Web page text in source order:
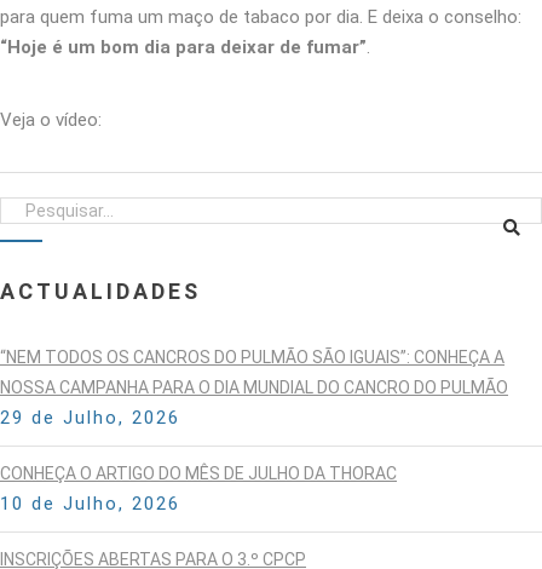
para quem fuma um maço de tabaco por dia. E deixa o conselho:
“Hoje é um bom dia para deixar de fumar”.
Veja o vídeo:
ACTUALIDADES
“NEM TODOS OS CANCROS DO PULMÃO SÃO IGUAIS”: CONHEÇA A
NOSSA CAMPANHA PARA O DIA MUNDIAL DO CANCRO DO PULMÃO
29 de Julho, 2026
CONHEÇA O ARTIGO DO MÊS DE JULHO DA THORAC
10 de Julho, 2026
INSCRIÇÕES ABERTAS PARA O 3.º CPCP